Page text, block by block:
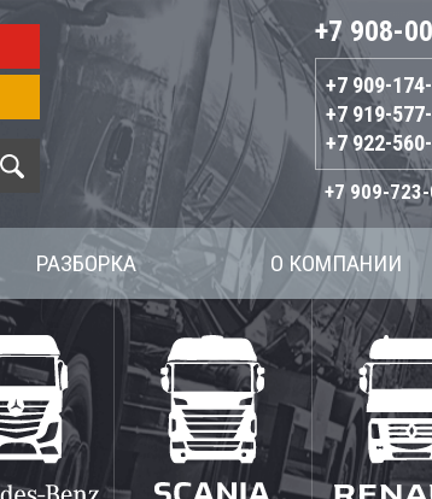
+7 908-
+7 909-
+7 919-
+7 922-
+7 909-
РАЗБОРКА О КОМПАНИИ